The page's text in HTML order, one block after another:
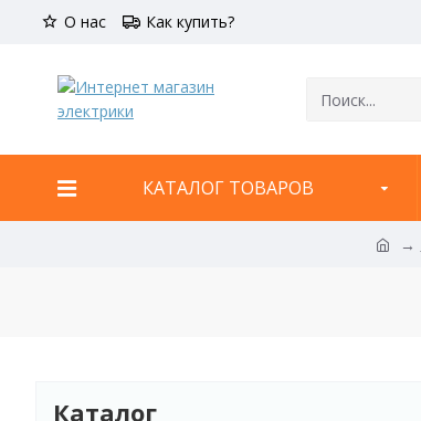
О нас Как купить?
КАТАЛОГ ТОВАРОВ
Каталог